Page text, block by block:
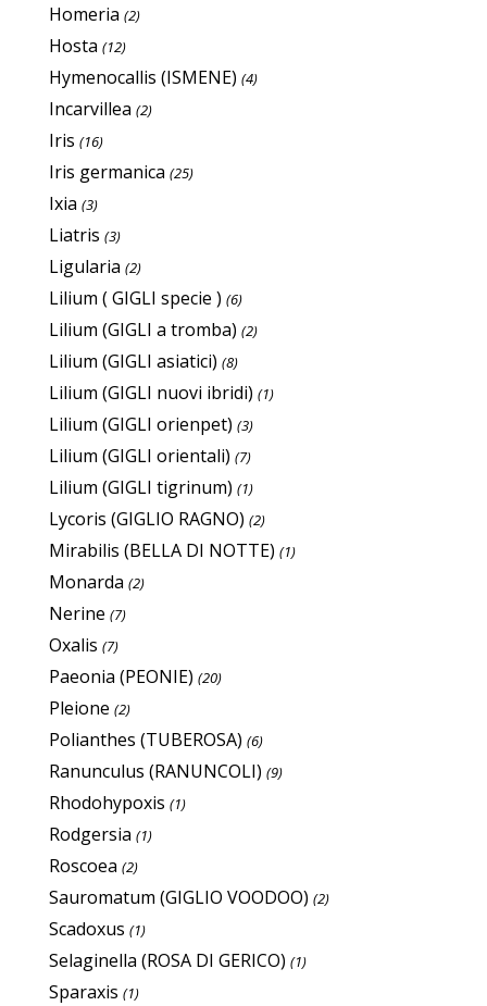
Homeria (2)
Hosta (12)
Hymenocallis (ISMENE) (4)
Incarvillea (2)
Iris (16)
Iris germanica (25)
Ixia (3)
Liatris (3)
Ligularia (2)
Lilium ( GIGLI specie ) (6)
Lilium (GIGLI a tromba) (2)
Lilium (GIGLI asiatici) (8)
Lilium (GIGLI nuovi ibridi) (1)
Lilium (GIGLI orienpet) (3)
Lilium (GIGLI orientali) (7)
Lilium (GIGLI tigrinum) (1)
Lycoris (GIGLIO RAGNO) (2)
Mirabilis (BELLA DI NOTTE) (1)
Monarda (2)
Nerine (7)
Oxalis (7)
Paeonia (PEONIE) (20)
Pleione (2)
Polianthes (TUBEROSA) (6)
Ranunculus (RANUNCOLI) (9)
Rhodohypoxis (1)
Rodgersia (1)
Roscoea (2)
Sauromatum (GIGLIO VOODOO) (2)
Scadoxus (1)
Selaginella (ROSA DI GERICO) (1)
Sparaxis (1)